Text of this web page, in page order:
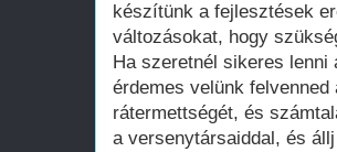
készítünk a fejlesztések
változásokat, hogy
Ha szeretnél sikeres lenni
érdemes velünk
rátermettségét, és
a versenytársaiddal, és